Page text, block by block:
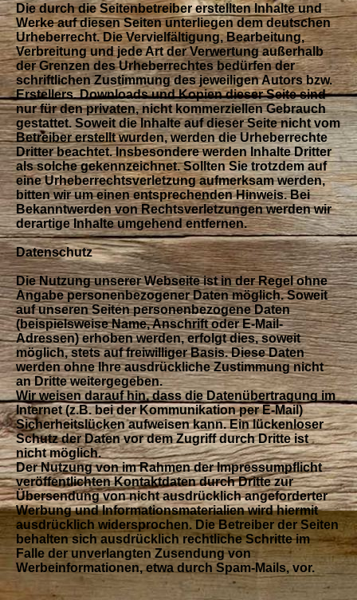
Die durch die Seitenbetreiber erstellten Inhalte und
Werke auf diesen Seiten unterliegen dem deutschen
Urheberrecht. Die Vervielfältigung, Bearbeitung,
Verbreitung und jede Art der Verwertung außerhalb
der Grenzen des Urheberrechtes bedürfen der
schriftlichen Zustimmung des jeweiligen Autors bzw.
Erstellers. Downloads und Kopien dieser Seite sind
nur für den privaten, nicht kommerziellen Gebrauch
gestattet. Soweit die Inhalte auf dieser Seite nicht vom
Betreiber erstellt wurden, werden die Urheberrechte
Dritter beachtet. Insbesondere werden Inhalte Dritter
als solche gekennzeichnet. Sollten Sie trotzdem auf
eine Urheberrechtsverletzung aufmerksam werden,
bitten wir um einen entsprechenden Hinweis. Bei
Bekanntwerden von Rechtsverletzungen werden wir
derartige Inhalte umgehend entfernen.
Datenschutz
Die Nutzung unserer Webseite ist in der Regel ohne
Angabe personenbezogener Daten möglich. Soweit
auf unseren Seiten personenbezogene Daten
(beispielsweise Name, Anschrift oder E-Mail-
Adressen) erhoben werden, erfolgt dies, soweit
möglich, stets auf freiwilliger Basis. Diese Daten
werden ohne Ihre ausdrückliche Zustimmung nicht
an Dritte weitergegeben.
Wir weisen darauf hin, dass die Datenübertragung im
Internet (z.B. bei der Kommunikation per E-Mail)
Sicherheitslücken aufweisen kann. Ein lückenloser
Schutz der Daten vor dem Zugriff durch Dritte ist
nicht möglich.
Der Nutzung von im Rahmen der Impressumpflicht
veröffentlichten Kontaktdaten durch Dritte zur
Übersendung von nicht ausdrücklich angeforderter
Werbung und Informationsmaterialien wird hiermit
ausdrücklich widersprochen. Die Betreiber der Seiten
behalten sich ausdrücklich rechtliche Schritte im
Falle der unverlangten Zusendung von
Werbeinformationen, etwa durch Spam-Mails, vor.